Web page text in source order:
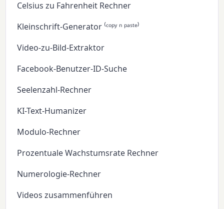
Celsius zu Fahrenheit Rechner
Kleinschrift-Generator ⁽ᶜᵒᵖʸ ⁿ ᵖᵃˢᵗᵉ⁾
Video-zu-Bild-Extraktor
Facebook-Benutzer-ID-Suche
Seelenzahl-Rechner
KI-Text-Humanizer
Modulo-Rechner
Prozentuale Wachstumsrate Rechner
Numerologie-Rechner
Videos zusammenführen